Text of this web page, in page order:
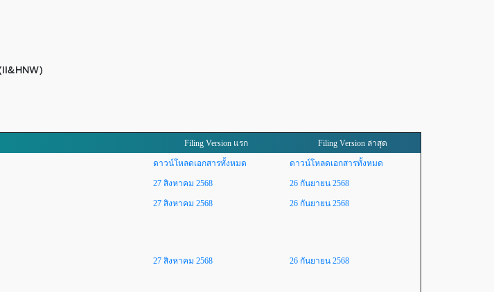
Filing Version แรก Filing Version ล่าสุด
ดาวน์โหลดเอกสารทั้งหมด
ดาวน์โหลดเอกสารทั้งหมด
27 สิงหาคม 2568
26 กันยายน 2568
27 สิงหาคม 2568
26 กันยายน 2568
27 สิงหาคม 2568
26 กันยายน 2568